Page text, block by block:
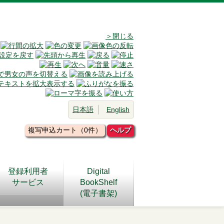
＞閉じる
日本語 English
複写申込カート（0件） ヘルプ
登録利用者
サービス
Digital
BookShelf
(電子書架)